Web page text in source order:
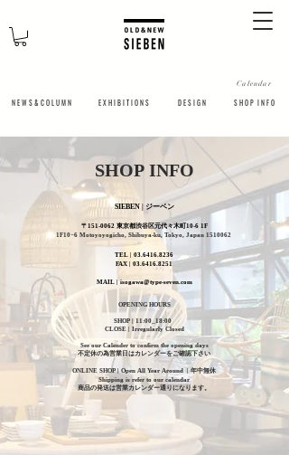
N E W S & C O L U M N
Calendar
​E X H I B I T I O N S D E S I G N S H O P I N F O
​SHOP INFO
SIEBEN | ジーベン
〒151-0062 東京都渋谷区元代々木町10-6 1F
1F10−6 Motoyoyogicho, Shibuya-ku, Tokyo, Japan 1510062
​TEL | 03.6416.8236
FAX | 03.6416.8251
MAIL |isogawa@type-seven.com
OPENING HOURS
SHOP | 11:00_18:00
CLOSE | Irregularly Closed
See our Calender to confirm the opening days
不定休の為営業日はカレンダーをご確認下さい
ONLINE SHOP | Open All Year Around | 年中無休
Shipping is refer to our calendar
商品の発送は営業カレンダー通りになります。